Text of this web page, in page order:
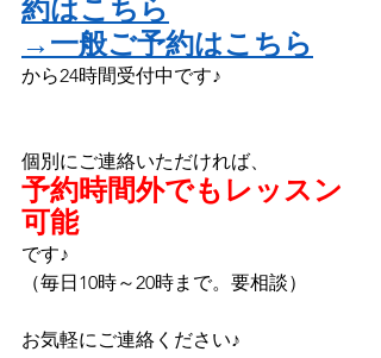
約はこちら
→一般ご予約はこちら
から24時間受付中です♪
個別にご連絡いただければ、
予約時間外でもレッスン
可能
です♪
（毎日10時～20時まで。要相談）
お気軽にご連絡ください♪